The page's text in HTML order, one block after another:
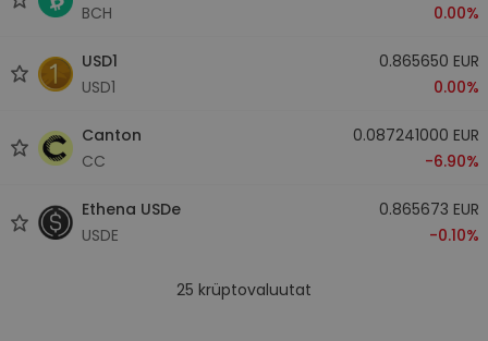
BCH
0.00%
USD1
USD1
0.865650 EUR
0.00%
Canton
CC
0.087241000 EUR
-6.90%
Ethena USDe
USDE
0.865673 EUR
-0.10%
25 krüptovaluutat